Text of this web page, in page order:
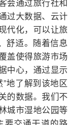
过大数据、云计
代化，可以让旅
舒适。随着信息
盖使得旅游市场
中心，通过显示
地了解到该地区
的数据。我们不
城市湿地公园等